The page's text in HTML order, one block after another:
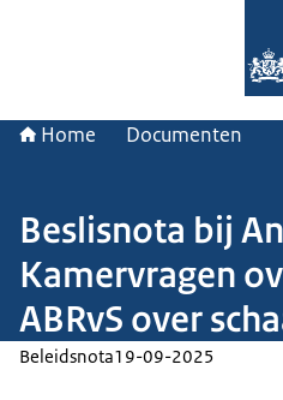
Home Documenten
Beslisnota bij
Kamervragen
ABRvS over
Beleidsnota19-09-2025